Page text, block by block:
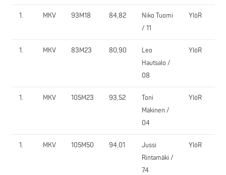
1. MKV 93M18 84,82
Niko Tuomi
/ 11
YlöR
1. MKV 83M23 80,90
Leo
Hautsalo /
08
YlöR
1. MKV 105M23 93,52
Toni
Mäkinen /
04
YlöR
1. MKV 105M50 94,01
Jussi
Rintamäki /
74
YlöR